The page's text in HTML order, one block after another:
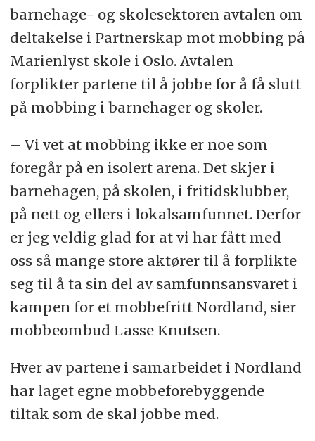
barnehage- og skolesektoren avtalen om
deltakelse i Partnerskap mot mobbing på
Marienlyst skole i Oslo. Avtalen
forplikter partene til å jobbe for å få slutt
på mobbing i barnehager og skoler.
– Vi vet at mobbing ikke er noe som
foregår på en isolert arena. Det skjer i
barnehagen, på skolen, i fritidsklubber,
på nett og ellers i lokalsamfunnet. Derfor
er jeg veldig glad for at vi har fått med
oss så mange store aktører til å forplikte
seg til å ta sin del av samfunnsansvaret i
kampen for et mobbefritt Nordland, sier
mobbeombud Lasse Knutsen.
Hver av partene i samarbeidet i Nordland
har laget egne mobbeforebyggende
tiltak som de skal jobbe med.